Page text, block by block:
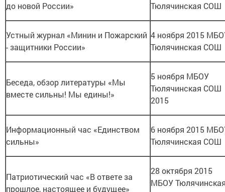
до новой России»
Тюлячинская СОШ
Устный журнал «Минин и Пожарский
- защитники России»
4 ноября 2015
Тюлячинская СОШ
Беседа, обзор литературы «Мы
вместе сильны! Мы едины!»
5 ноября МБОУ
Тюлячинская СОШ
2015
Информационный час «Единством
сильны»
6 ноября 2015
Тюлячинская СОШ
Патриотический час «В ответе за
прошлое, настоящее и будущее»
28 октября 2015
МБОУ